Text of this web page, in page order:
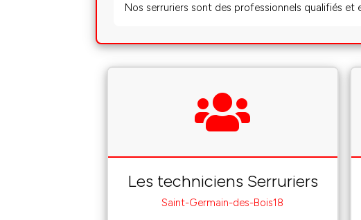
Nos serruriers sont des professionnels qualifiés
Les techniciens Serruriers
Saint-Germain-des-Bois18